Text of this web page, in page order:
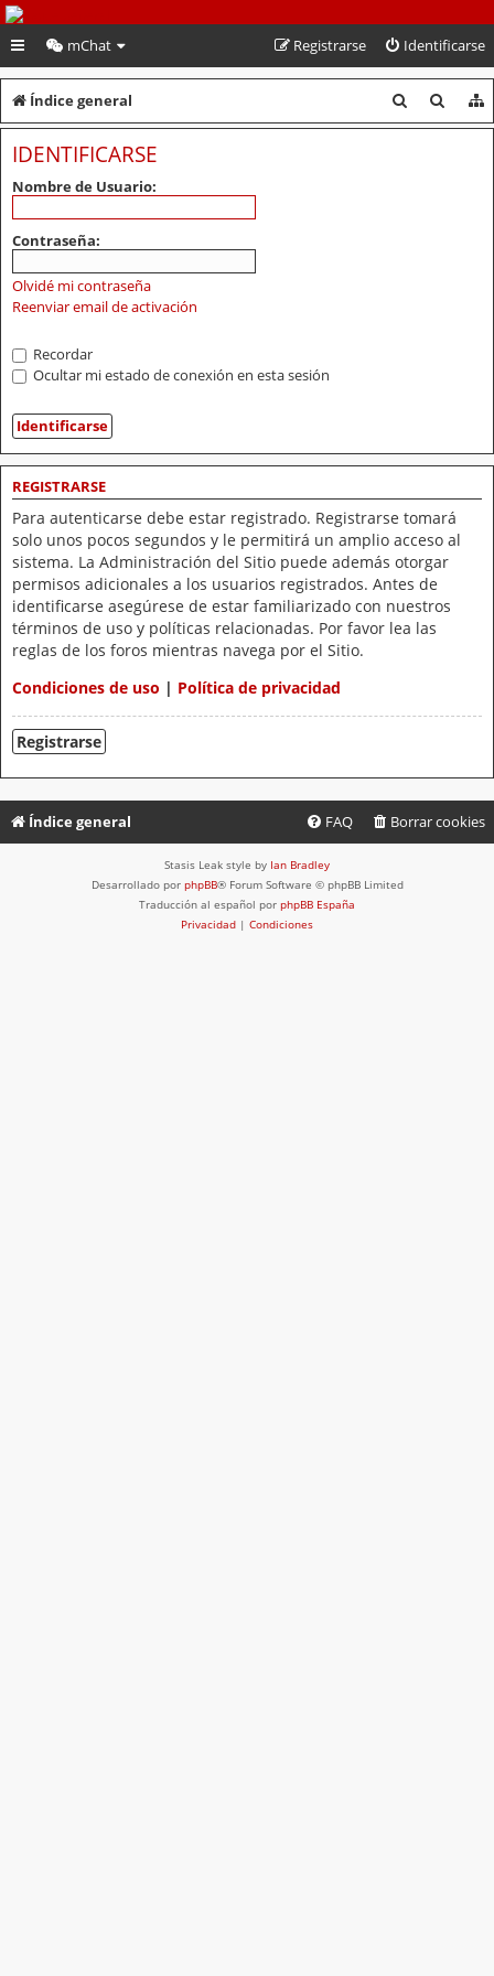
PeruVoley.com
mChat Identificarse
Registrarse
Índice general
u
u
IDENTIFICARSE
Nombre de Usuario:
Contraseña:
Olvidé mi contraseña
Reenviar email de activación
Recordar
Ocultar mi estado de conexión en esta sesión
REGISTRARSE
Para autenticarse debe estar registrado. Registrarse tomará
solo unos pocos segundos y le permitirá un amplio acceso al
sistema. La Administración del Sitio puede además otorgar
permisos adicionales a los usuarios registrados. Antes de
identificarse asegúrese de estar familiarizado con nuestros
términos de uso y políticas relacionadas. Por favor lea las
reglas de los foros mientras navega por el Sitio.
Condiciones de uso | Política de privacidad
Registrarse
Índice general Borrar cookies
FAQ
Stasis Leak style by Ian Bradley
Desarrollado por phpBB® Forum Software © phpBB Limited
Traducción al español por phpBB España
Privacidad | Condiciones